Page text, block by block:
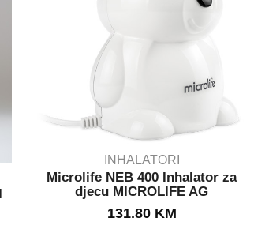
IN STOCK
INHALATORI
Microlife NEB 400 Inhalator za
djecu MICROLIFE AG
131.80 KM